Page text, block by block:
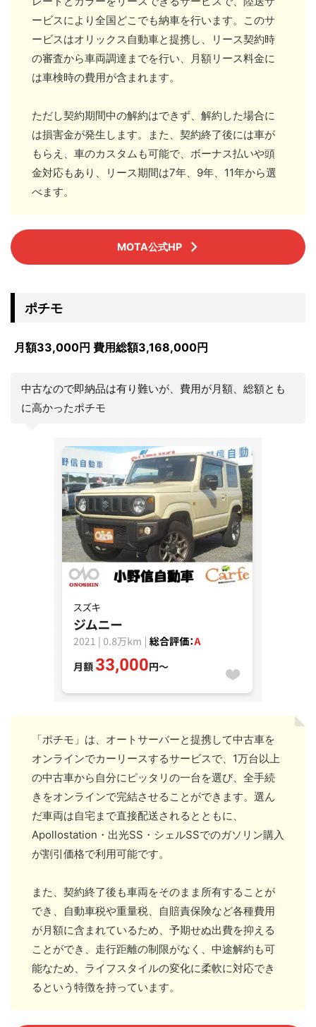
ービスにより全国どこでも納車を行います。このサ
ービスはオリックス自動車と提携し、リース契約時
の審査から車両調達までを行い、月額リース料金に
は車検時の費用が含まれます。
ただし契約期間中の解約はできず、解約した場合に
は損害金が発生します。また、契約終了後には車が
もらえ、車のカスタムも可能で、ボーナス払いや頭
金対応もあり、リース期間は7年、9年、11年から選
べます。
MOTA公式HP
ポチモ
月額33,000円 費用総額3,168,000円
中古なので即納品は有り難いが、費用が月額、総額とも
に高かったポチモ
「ポチモ」は、オートサーバーと提携して中古車を
オンラインでカーリースするサービスで、1万台以上
の中古車から自分にピッタリの一台を選び、全手続
きをオンラインで完結させることができます。選ん
だ車両は自宅まで直接配送されるとともに、
Apollostation・出光SS・シェルSSでのガソリン購入
が割引価格で利用可能です。
また、契約終了後も車両をそのまま所有することが
でき、自動車税や重量税、自賠責保険など各種費用
が月額に含まれているため、予期せぬ出費を抑える
ことができ、走行距離の制限がなく、中途解約も可
能なため、ライフスタイルの変化に柔軟に対応でき
るという特徴を持っています。